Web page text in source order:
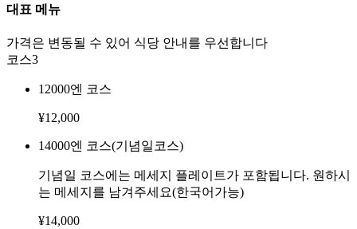
대표 메뉴
가격은 변동될 수 있어 식당 안내를 우선합니다
코스3
12000엔 코스
¥12,000
14000엔 코스(기념일코스)
기념일 코스에는 메세지 플레이트가 포함됩니다. 원하시
는 메세지를 남겨주세요(한국어가능)
¥14,000